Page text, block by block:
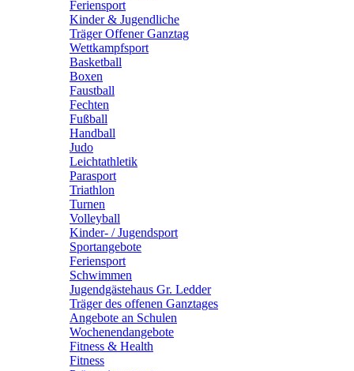
Feriensport
Kinder & Jugendliche
Träger Offener Ganztag
Wettkampfsport
Basketball
Boxen
Faustball
Fechten
Fußball
Handball
Judo
Leichtathletik
Parasport
Triathlon
Turnen
Volleyball
Kinder- / Jugendsport
Sportangebote
Feriensport
Schwimmen
Jugendgästehaus Gr. Ledder
Träger des offenen Ganztages
Angebote an Schulen
Wochenendangebote
Fitness & Health
Fitness